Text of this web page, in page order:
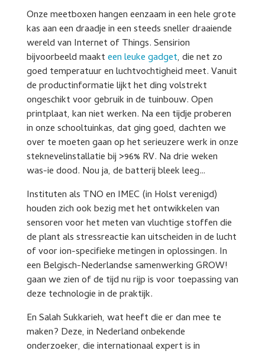
Onze meetboxen hangen eenzaam in een hele grote
kas aan een draadje in een steeds sneller draaiende
wereld van Internet of Things. Sensirion
bijvoorbeeld maakteen leuke gadget, die net zo
goed temperatuur en luchtvochtigheid meet. Vanuit
de productinformatie lijkt het ding volstrekt
ongeschikt voor gebruik in de tuinbouw. Open
printplaat, kan niet werken. Na een tijdje proberen
in onze schooltuinkas, dat ging goed, dachten we
over te moeten gaan op het serieuzere werk in onze
steknevelinstallatie bij >96% RV. Na drie weken
was-ie dood. Nou ja, de batterij bleek leeg…
Instituten als TNO en IMEC (in Holst verenigd)
houden zich ook bezig met het ontwikkelen van
sensoren voor het meten van vluchtige stoffen die
de plant als stressreactie kan uitscheiden in de lucht
of voor ion-specifieke metingen in oplossingen. In
een Belgisch-Nederlandse samenwerking GROW!
gaan we zien of de tijd nu rijp is voor toepassing van
deze technologie in de praktijk.
En Salah Sukkarieh, wat heeft die er dan mee te
maken? Deze, in Nederland onbekende
onderzoeker, die internationaal expert is in